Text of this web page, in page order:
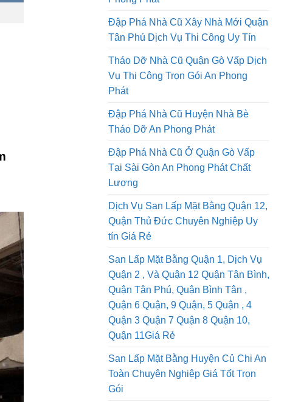
Tháo Dỡ Nhà Cũ Tại Thành Phố Hồ
Chí Minh Thi Công Trọn Gói An
Phong Phát
Đập Phá Nhà Cũ Xây Nhà Mới Quận
Tân Phú Dịch Vụ Thi Công Uy Tín
Tháo Dỡ Nhà Cũ Quận Gò Vấp Dịch
Vụ Thi Công Trọn Gói An Phong
Phát
Đập Phá Nhà Cũ Huyện Nhà Bè
Tháo Dỡ An Phong Phát
Đập Phá Nhà Cũ Ở Quận Gò Vấp
Tại Sài Gòn An Phong Phát Chất
Lượng
Dịch Vụ San Lấp Mặt Bằng Quận 12,
Quận Thủ Đức Chuyên Nghiệp Uy
tín Giá Rẻ
San Lấp Mặt Bằng Quận 1, Dịch Vụ
Quận 2 , Và Quận 12 Quận Tân Bình,
Quận Tân Phú, Quận Bình Tân ,
Quận 6 Quận, 9 Quận, 5 Quận , 4
Quận 3 Quận 7 Quận 8 Quận 10,
Quận 11Giá Rẻ
San Lấp Mặt Bằng Huyện Củ Chi An